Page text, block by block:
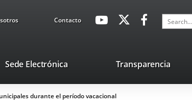
ContactoavaHeaderSocial
Link
Link
application.
application.
Search
Sede ElectrónicaLink
external
application.
Transparencia
durante el período vacacional